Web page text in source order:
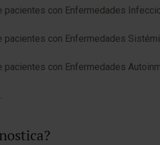
pacientes con Enfermedades
pacientes con Enfermedades
pacientes con Enfermedades